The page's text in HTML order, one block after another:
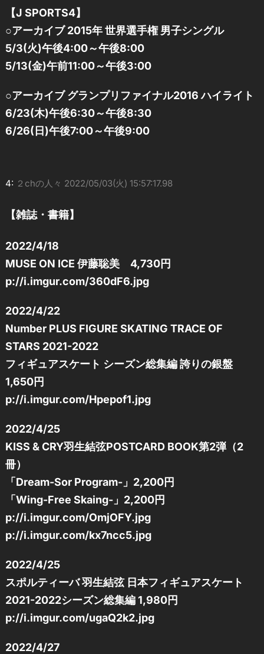
【J SPORTS4】
○アーカイブ 2015年 世界選手権 男子シングル
5/3(火)午後4:00～午後8:00
5/13(金)午前11:00～午後3:00
○アーカイブ グランプリファイナル2016 ハイライト
6/23(木)午後6:30～午後8:30
6/26(日)午後7:00～午後9:00
4: ２chの人々 2022/05/03(火) 15:57:17.98
【雑誌・書籍】
2022/4/18
MUSE ON ICE 伊藤聡美 4,730円
p://i.imgur.com/360dF6.jpg
2022/4/22
Number PLUS FIGURE SKATING TRACE OF
STARS 2021-2022
フィギュアスケート シーズン総集編 誇りの銀盤
1,650円
p://i.imgur.com/Hpepof1.jpg
2022/4/25
KISS & CRY羽生結弦POSTCARD BOOK第2弾（2
冊）
「Dream-Sor Program-」2,200円
「Wing-Free Skaing-」2,200円
p://i.imgur.com/OmjOFY.jpg
p://i.imgur.com/kx7ncc5.jpg
2022/4/25
スポルティーバ 羽生結弦 日本フィギュアスケート
2021-2022シーズン総集編 1,980円
p://i.imgur.com/ugaQ2k2.jpg
2022/4/27